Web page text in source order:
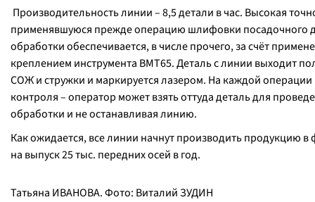
Производительность линии – 8,5 детали в час. Высокая
применявшуюся прежде операцию шлифовки посадочного
обработки обеспечивается, в числе прочего, за счёт
креплением инструмента ВМТ65. Деталь с линии выходит
СОЖ и стружки и маркируется лазером. На каждой
контроля – оператор может взять оттуда деталь для
обработки и не останавливая линию.
Как ожидается, все линии начнут производить продукцию
на выпуск 25 тыс. передних осей в год.
Татьяна ИВАНОВА. Фото: Виталий ЗУДИН